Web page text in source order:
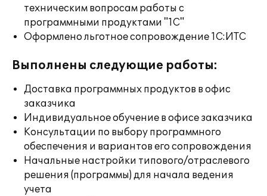
техническим вопросам работы с
программными продуктами "1С"
Оформлено льготное сопровождение 1С:ИТС
Выполнены следующие работы:
Доставка программных продуктов в офис
заказчика
Индивидуальное обучение в офисе заказчика
Консультации по выбору программного
обеспечения и вариантов его сопровождения
Начальные настройки типового/отраслевого
решения (программы) для начала ведения
учета